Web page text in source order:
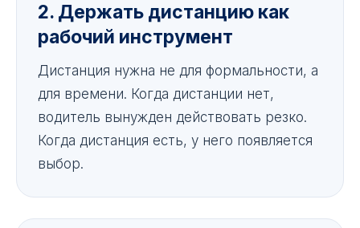
2. Держать дистанцию как
рабочий инструмент
Дистанция нужна не для формальности, а
для времени. Когда дистанции нет,
водитель вынужден действовать резко.
Когда дистанция есть, у него появляется
выбор.